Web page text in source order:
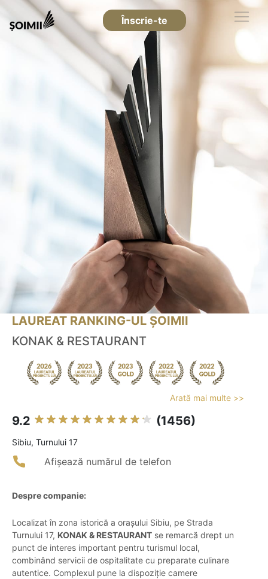
Înscrie-te
LAUREAT RANKING-UL ȘOIMII
KONAK & RESTAURANT
Arată mai multe >>
9.2 (1456)
Sibiu, Turnului 17
Afișează numărul de telefon
Despre companie:
Localizat în zona istorică a orașului Sibiu, pe Strada
Turnului 17, KONAK & RESTAURANT se remarcă drept un
punct de interes important pentru turismul local,
combinând servicii de ospitalitate cu preparate culinare
autentice. Complexul pune la dispoziție camere